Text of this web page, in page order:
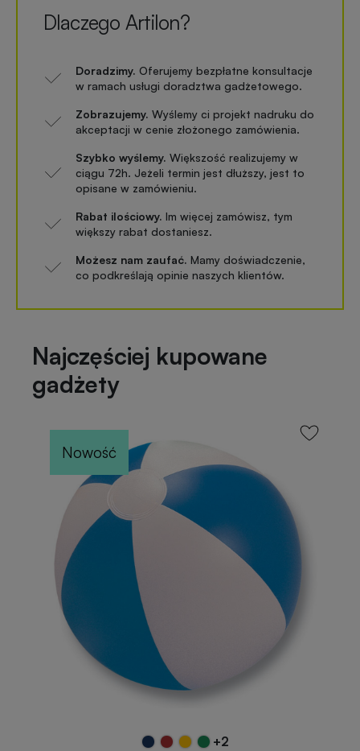
Dlaczego Artilon?
Doradzimy. Oferujemy bezpłatne konsultacje
w ramach usługi doradztwa gadżetowego.
Zobrazujemy. Wyślemy ci projekt nadruku do
akceptacji w cenie złożonego zamówienia.
Szybko wyślemy. Większość realizujemy w
ciągu 72h. Jeżeli termin jest dłuższy, jest to
opisane w zamówieniu.
Rabat ilościowy. Im więcej zamówisz, tym
większy rabat dostaniesz.
Możesz nam zaufać. Mamy doświadczenie,
co podkreślają opinie naszych klientów.
Najczęściej kupowane
gadżety
Nowość
+2